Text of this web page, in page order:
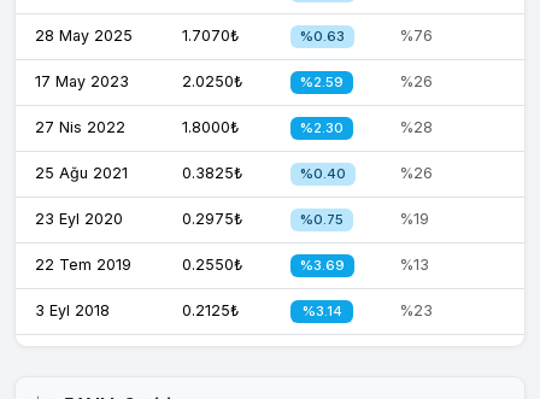
28 May 2025 1.7070₺ %0.63 %76
17 May 2023 2.0250₺ %2.59 %26
27 Nis 2022 1.8000₺ %2.30 %28
25 Ağu 2021 0.3825₺ %0.40 %26
23 Eyl 2020 0.2975₺ %0.75 %19
22 Tem 2019 0.2550₺ %3.69 %13
3 Eyl 2018 0.2125₺ %3.14 %23